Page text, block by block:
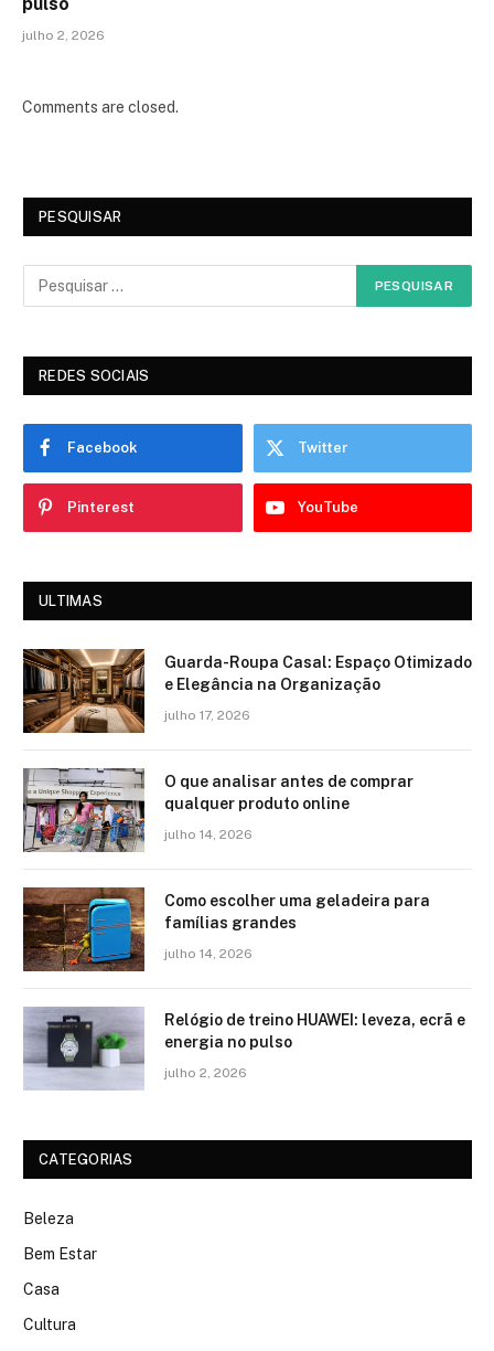
julho 2, 2026
Comments are closed.
PESQUISAR
REDES SOCIAIS
Facebook Twitter
Pinterest YouTube
ULTIMAS
Guarda-Roupa Casal: Espaço Otimizado
e Elegância na Organização
julho 17, 2026
O que analisar antes de comprar
qualquer produto online
julho 14, 2026
Como escolher uma geladeira para
famílias grandes
julho 14, 2026
Relógio de treino​ HUAWEI: leveza, ecrã e
energia no pulso
julho 2, 2026
CATEGORIAS
Beleza
Bem Estar
Casa
Cultura